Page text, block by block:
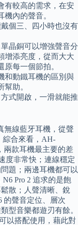
有較高的需求，在安
內的聲音。
個三、四小時也沒有
晶銅可以增強聲音分
增添亮度，從而大大
每一個節拍。
和動鐵耳機的區別與
助。
式開啟，一滑就能推
無線藍牙耳機，從聲
綜合來看，AH-
兩款耳機最主要的差
度非常快；連線穩定
題；兩邊耳機都可以
Pro 2 追求的是飽
散；人聲清晰、銳
的聲音定位、層次
型音樂都遊刃有餘。
以搭配使用，藉此對